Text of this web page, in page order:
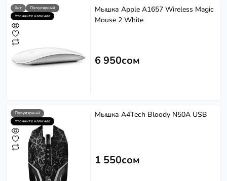
Хит
Популярный
Уточните наличие
Мышка Apple A1657 Wireless Magic
Mouse 2 White
6 950сом
Популярный
Уточните наличие
Мышка A4Tech Bloody N50A USB
1 550сом